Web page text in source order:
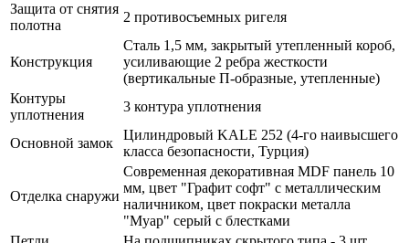
Защита от снятия
полотна
2 противосъемных ригеля
Конструкция
Сталь 1,5 мм, закрытый утепленный короб,
усиливающие 2 ребра жесткости
(вертикальные П-образные, утепленные)
Контуры
уплотнения
3 контура уплотнения
Основной замок
Цилиндровый KALE 252 (4-го наивысшего
класса безопасности, Турция)
Отделка снаружи
Современная декоративная MDF панель 10
мм, цвет "Графит софт" с металлическим
наличником, цвет покраски металла
"Муар" серый с блестками